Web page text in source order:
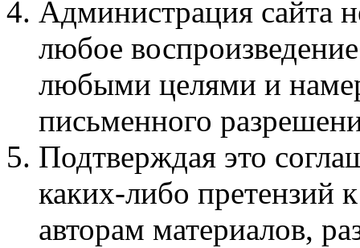
Администрация сайта
любое
любыми целями и
письменного
Подтверждая это
каких-либо претензий
авторам материалов,